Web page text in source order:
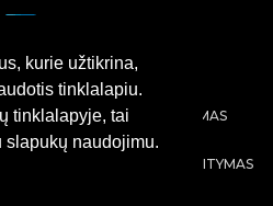
kurie užtikrina,
tinklalapiu.
tinklalapyje, tai
slapukų naudojimu.